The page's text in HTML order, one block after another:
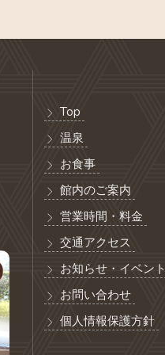
Top
温泉
お食事
館内のご案内
営業時間・料金
交通アクセス
お知らせ・イベント
お問い合わせ
個人情報保護方針